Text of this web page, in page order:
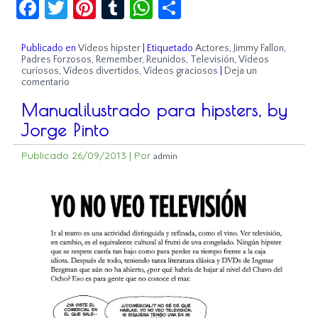
Publicado en Vídeos hipster Etiquetado Actores, Jimmy Fallon,
Padres Forzosos, Remember, Reunidos, Televisión,Vídeos
curiosos,Vídeos divertidos,Vídeos graciosos
Deja un
comentario
Manualilustrado para hipsters, by
Jorge Pinto
Publicado 26/09/2013 | Por admin